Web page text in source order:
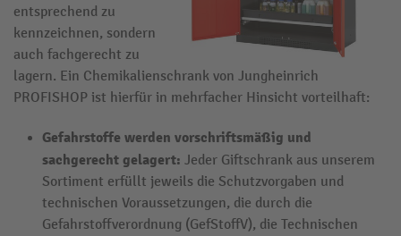
entsprechend zu
kennzeichnen, sondern
auch fachgerecht zu
lagern. Ein Chemikalienschrank von Jungheinrich
PROFISHOP ist hierfür in mehrfacher Hinsicht vorteilhaft:
Gefahrstoffe werden vorschriftsmäßig und
sachgerecht gelagert: Jeder Giftschrank aus unserem
Sortiment erfüllt jeweils die Schutzvorgaben und
technischen Voraussetzungen, die durch die
Gefahrstoffverordnung (GefStoffV), die Technischen